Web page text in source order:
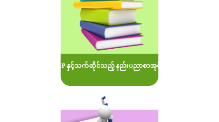
MOEP နှင့်သက်ဆိုင်သည့် နည်းပညာစာအုပ်များ